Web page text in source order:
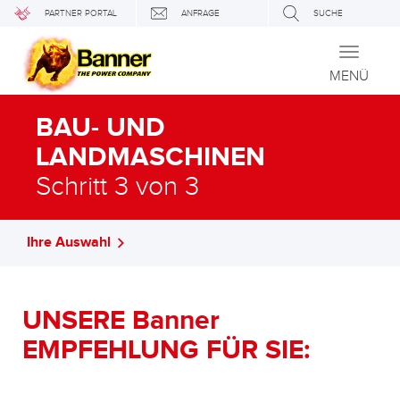
PARTNER PORTAL ANFRAGE SUCHE
Toggle
MENÜ
BAU- UND
LANDMASCHINEN
Schritt 3 von 3
Ihre Auswahl
UNSERE Banner
EMPFEHLUNG FÜR SIE: